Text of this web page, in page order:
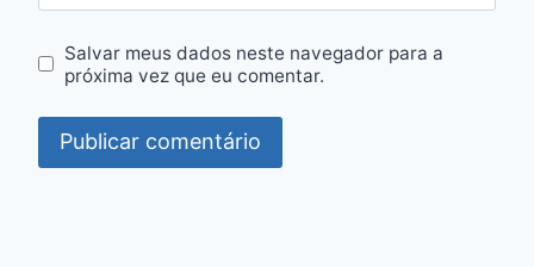
Salvar meus dados neste navegador para a
próxima vez que eu comentar.